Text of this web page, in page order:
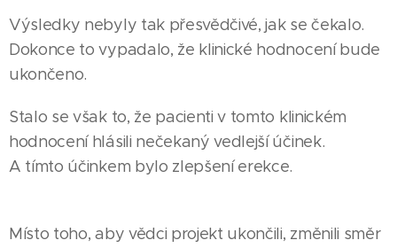
Výsledky nebyly tak přesvědčivé, jak se čekalo.
Dokonce to vypadalo, že klinické hodnocení bude
ukončeno.
Stalo se však to, že pacienti v tomto klinickém
hodnocení hlásili nečekaný vedlejší účinek.
A tímto účinkem bylo zlepšení erekce.
Místo toho, aby vědci projekt ukončili, změnili směr